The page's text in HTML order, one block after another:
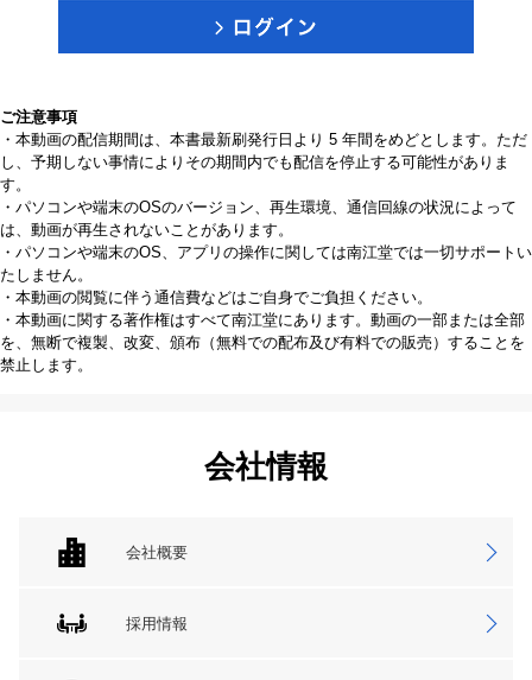
ご注意事項
・本動画の配信期間は、本書最新刷発行日より 5 年間をめどとします。ただ
し、予期しない事情によりその期間内でも配信を停止する可能性がありま
す。
・パソコンや端末のOSのバージョン、再生環境、通信回線の状況によって
は、動画が再生されないことがあります。
・パソコンや端末のOS、アプリの操作に関しては南江堂では一切サポートい
たしません。
・本動画の閲覧に伴う通信費などはご自身でご負担ください。
・本動画に関する著作権はすべて南江堂にあります。動画の一部または全部
を、無断で複製、改変、頒布（無料での配布及び有料での販売）することを
禁止します。
会社情報
会社概要
採用情報